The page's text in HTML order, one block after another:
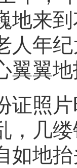
地来
人年
翼翼
照片
，几
如地